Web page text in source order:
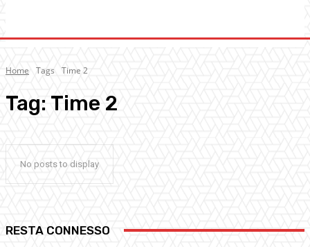
Home Tags Time 2
Tag: Time 2
No posts to display
RESTA CONNESSO